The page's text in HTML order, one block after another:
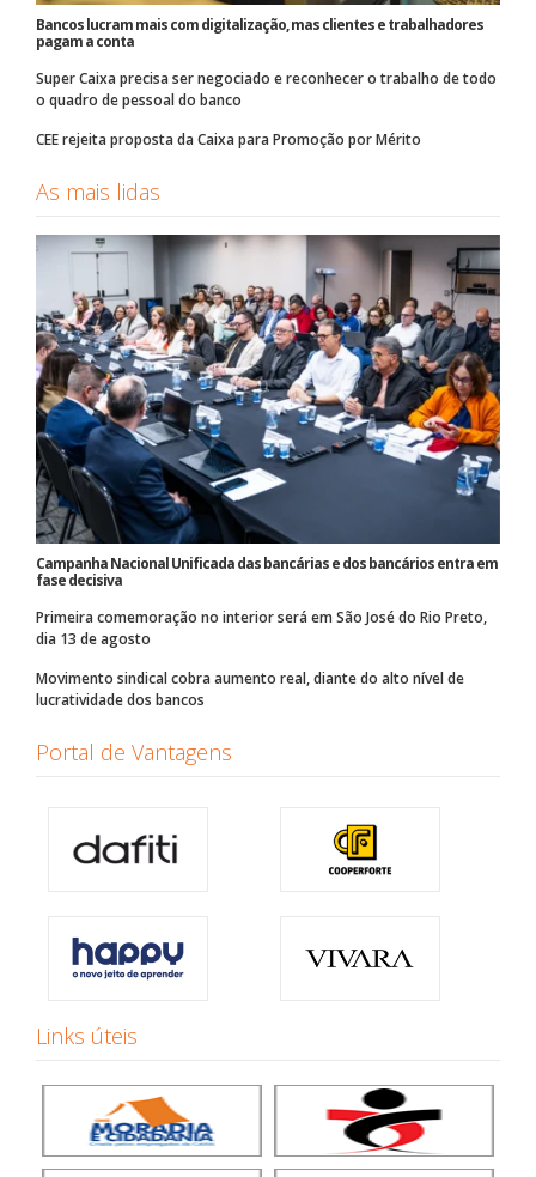
Bancos lucram mais com digitalização, mas clientes e trabalhadores
pagam a conta
Super Caixa precisa ser negociado e reconhecer o trabalho de todo
o quadro de pessoal do banco
CEE rejeita proposta da Caixa para Promoção por Mérito
As mais lidas
Campanha Nacional Unificada das bancárias e dos bancários entra em
fase decisiva
Primeira comemoração no interior será em São José do Rio Preto,
dia 13 de agosto
Movimento sindical cobra aumento real, diante do alto nível de
lucratividade dos bancos
Portal de Vantagens
Links úteis